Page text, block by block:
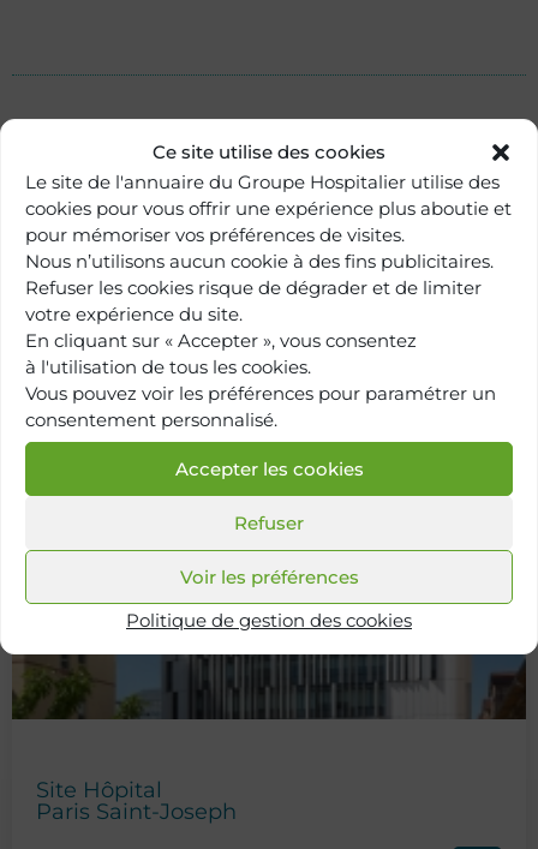
Ce site utilise des cookies
Le site de l'annuaire du Groupe Hospitalier utilise des
cookies pour vous offrir une expérience plus aboutie et
pour mémoriser vos préférences de visites.
Nous n’utilisons aucun cookie à des fins publicitaires.
Refuser les cookies risque de dégrader et de limiter
votre expérience du site.
En cliquant sur « Accepter », vous consentez
à l'utilisation de tous les cookies.
Vous pouvez voir les préférences pour paramétrer un
consentement personnalisé.
Accepter les cookies
Refuser
Voir les préférences
Politique de gestion des cookies
Retour à
l'annuaire
Site Hôpital
Paris Saint-Joseph